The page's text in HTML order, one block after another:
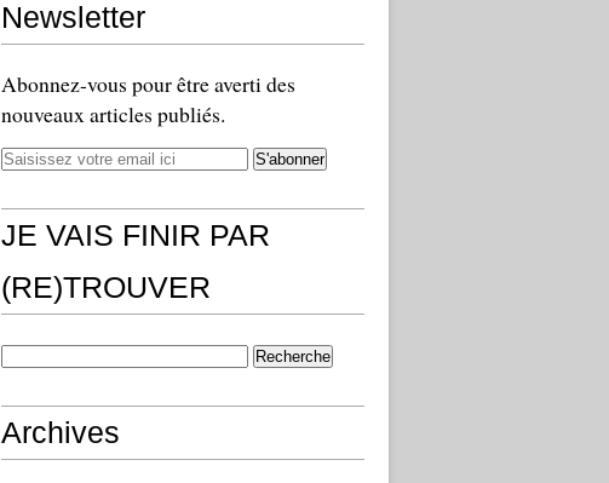
Newsletter
Abonnez-vous pour être averti des
nouveaux articles publiés.
JE VAIS FINIR PAR
(RE)TROUVER
Archives